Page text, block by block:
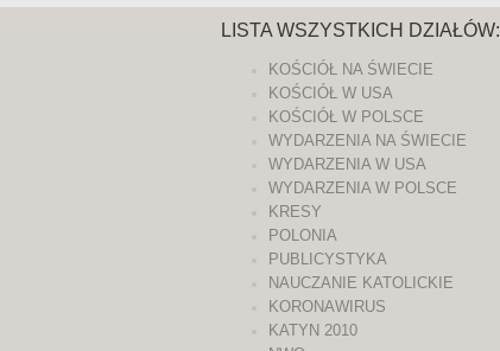
LISTA WSZYSTKICH DZIAŁÓW:
KOŚCIÓŁ NA ŚWIECIE
KOŚCIÓŁ W USA
KOŚCIÓŁ W POLSCE
WYDARZENIA NA ŚWIECIE
WYDARZENIA W USA
WYDARZENIA W POLSCE
KRESY
POLONIA
PUBLICYSTYKA
NAUCZANIE KATOLICKIE
KORONAWIRUS
KATYN 2010